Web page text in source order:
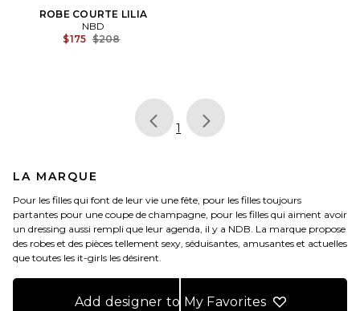
ROBE COURTE LILIA
NBD
$175 Previous price:
$208
page
1 of 1, currently selected
LA MARQUE
Pour les filles qui font de leur vie une fête, pour les filles toujours
partantes pour une coupe de champagne, pour les filles qui aiment avoir
un dressing aussi rempli que leur agenda, il y a NDB. La marque propose
des robes et des pièces tellement sexy, séduisantes, amusantes et actuelles
que toutes les it-girls les désirent.
Add designer to My Favorites